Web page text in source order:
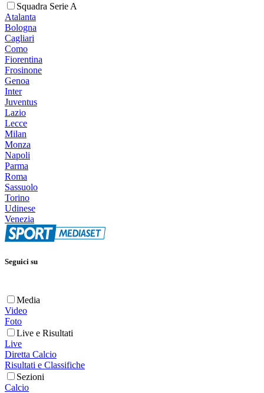
Squadra Serie A
Atalanta
Bologna
Cagliari
Como
Fiorentina
Frosinone
Genoa
Inter
Juventus
Lazio
Lecce
Milan
Monza
Napoli
Parma
Roma
Sassuolo
Torino
Udinese
Venezia
Seguici su
Media
Video
Foto
Live e Risultati
Live
Diretta Calcio
Risultati e Classifiche
Sezioni
Calcio